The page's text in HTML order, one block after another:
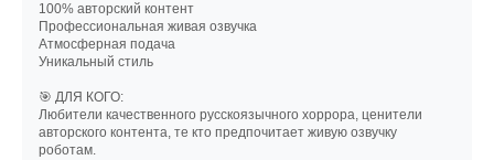
100% авторский контент
Профессиональная живая озвучка
Атмосферная подача
Уникальный стиль
🎯 ДЛЯ КОГО:
Любители качественного русскоязычного хоррора, ценители
авторского контента, те кто предпочитает живую озвучку
роботам.